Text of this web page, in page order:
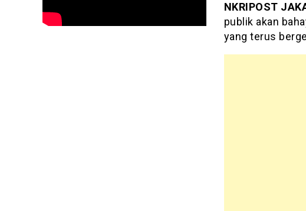
NKRIPOST
publik akan
yang terus